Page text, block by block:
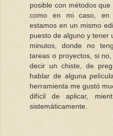
posible con métodos
como en mi caso, en
estamos en un mismo
puesto de alguno y tener
minutos, donde no
tareas o proyectos, si
decir un chiste, de
hablar de alguna
herramienta me gustó
difícil de aplicar,
sistemáticamente.